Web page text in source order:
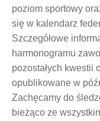
poziom sportowy
się w kalendarz
Szczegółowe
harmonogramu
pozostałych kwestii
opublikowane w
Zachęcamy do
bieżąco ze